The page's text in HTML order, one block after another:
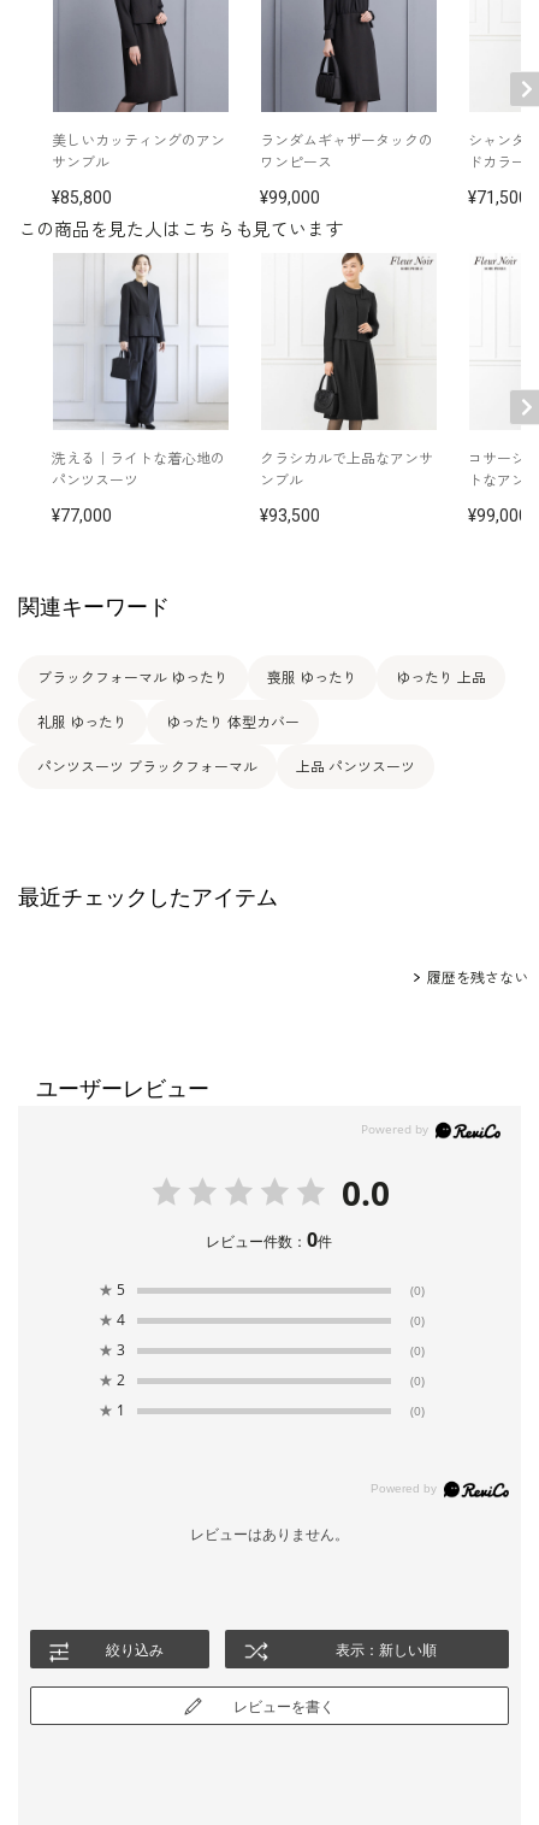
その他
洗濯方法：クリーニング
コサージュ付き
※モデル着用：
イヤリング /5652897-10
ネックレス /5619896-10
5620991-00
ロンデルネックレス /5519933-91
オフホワイトバッグ /
5520910-12
※モデル：身長167cm 9号着用
■パンツ（単位:cm）
ウエスト 着丈
7号(36) 69.0 102.0 29.0
9号(38) 98.0 77.0
表地：トリアセテート60％ レーヨン40％
洗濯方法：クリーニング
両脇ポケット付き
この商品を見た人はこちらも見ています
洗える｜ライトな着心地の
パンツスーツ
77,000
クラシカルで上品なアンサ
ンブル
93,500
コサージ
トなアン
99,000
美しいカッティングのアン
サンブル
85,800
ランダムギャザータックの
ワンピース
99,000
シャンタ
ドカラー
71,500
関連キーワード
ブラックフォーマル ゆったり 喪服 ゆったり ゆったり 上品
礼服 ゆったり ゆったり 体型カバー
パンツスーツ ブラックフォーマル 上品 パンツスーツ
最近チェックしたアイテム
履歴を残さない
ユーザーレビュー
0.0
レビュー件数：0件
★ 5 (0)
★ 4 (0)
★ 3 (0)
★ 2 (0)
★ 1 (0)
レビューはありません。
絞り込み 表示：新しい順
レビューを書く